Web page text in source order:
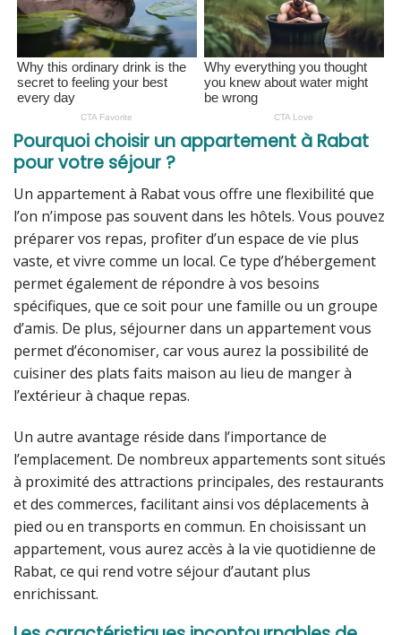
Pourquoi choisir un appartement à Rabat
pour votre séjour ?
Un appartement à Rabat vous offre une flexibilité que
l’on n’impose pas souvent dans les hôtels. Vous pouvez
préparer vos repas, profiter d’un espace de vie plus
vaste, et vivre comme un local. Ce type d’hébergement
permet également de répondre à vos besoins
spécifiques, que ce soit pour une famille ou un groupe
d’amis. De plus, séjourner dans un appartement vous
permet d’économiser, car vous aurez la possibilité de
cuisiner des plats faits maison au lieu de manger à
l’extérieur à chaque repas.
Un autre avantage réside dans l’importance de
l’emplacement. De nombreux appartements sont situés
à proximité des attractions principales, des restaurants
et des commerces, facilitant ainsi vos déplacements à
pied ou en transports en commun. En choisissant un
appartement, vous aurez accès à la vie quotidienne de
Rabat, ce qui rend votre séjour d’autant plus
enrichissant.